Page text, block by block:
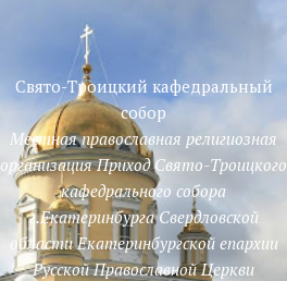
Свято-Троицкий кафедральный
собор
Местная православная религиозная
организация Приход Свято-Троицкого
кафедрального собора
г.Екатеринбурга Свердловской
области Екатеринбургской епархии
Русской Православной Церкви